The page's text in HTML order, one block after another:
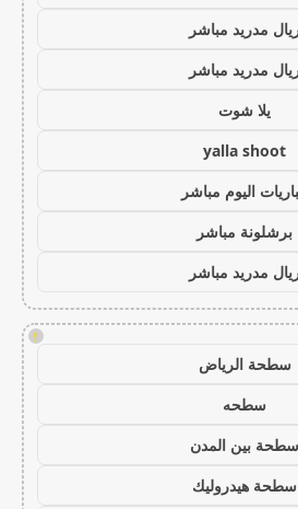
مدريد مباشر
مدريد مباشر
يلا شوت
yalla shoot
اليوم مباشر
برشلونة مباشر
مدريد مباشر
!
سطحة الرياض
سطحه
سطحة بين المدن
سطحة هيدروليك